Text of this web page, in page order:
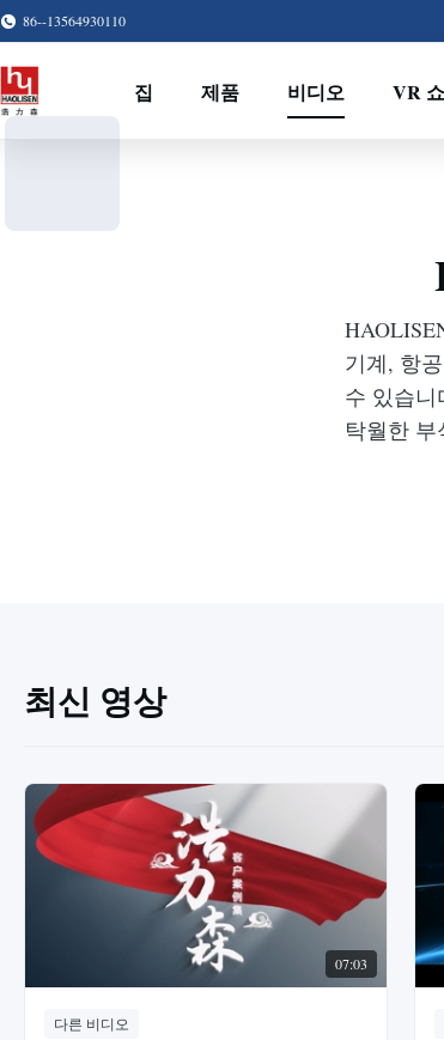
86--13564930110
집 제품 비디오 VR 쇼
기계, 항
수 있습
탁월한
최신 영상
07:03
다른 비디오